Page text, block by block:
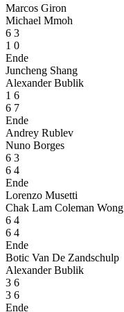
Marcos Giron
Michael Mmoh
6 3
1 0
Ende
Juncheng Shang
Alexander Bublik
1 6
6 7
Ende
Andrey Rublev
Nuno Borges
6 3
6 4
Ende
Lorenzo Musetti
Chak Lam Coleman Wong
6 4
6 4
Ende
Botic Van De Zandschulp
Alexander Bublik
3 6
3 6
Ende